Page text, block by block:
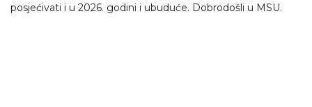
posjećivati i u 2026. godini i ubuduće. Dobrodošli u MSU.